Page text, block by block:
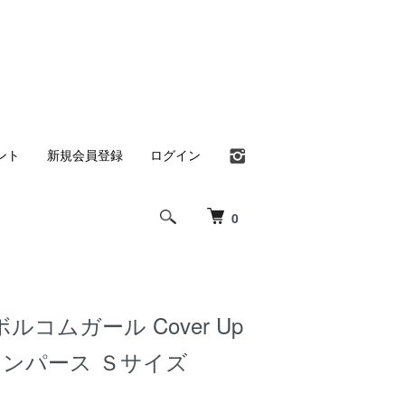
0
ト 新規会員登録 ログイン
ルコムガール Cover Up
パース Ｓサイズ